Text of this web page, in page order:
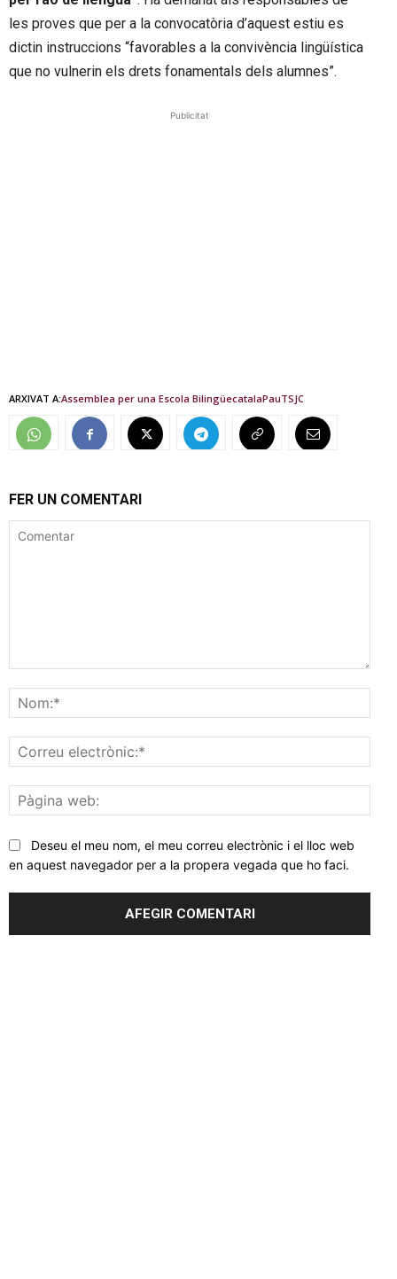
les proves que per a la convocatòria d’aquest estiu es
dictin instruccions “favorables a la convivència lingüística
que no vulnerin els drets fonamentals dels alumnes”.
Publicitat
ARXIVAT A:Assemblea per una Escola BilingüecatalaPauTSJC
FER UN COMENTARI
web:
Deseu el meu nom, el meu correu electrònic i el lloc web
en aquest navegador per a la propera vegada que ho faci.